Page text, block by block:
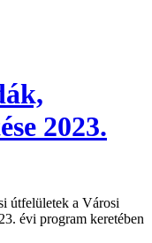
2023.
útfelületek a Városi
évi program keretében